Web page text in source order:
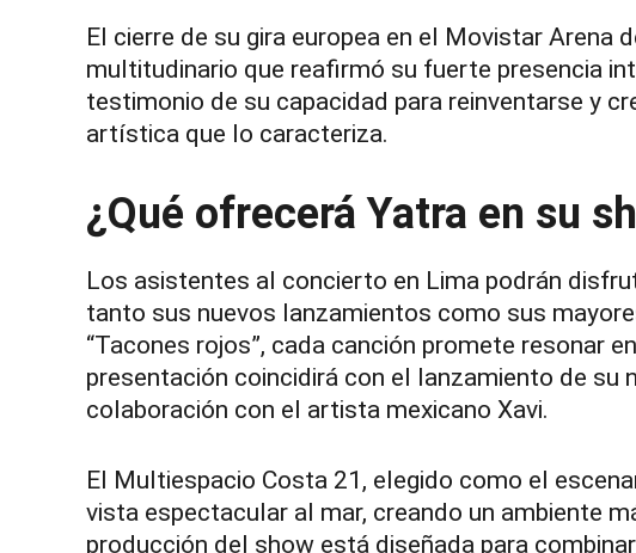
El cierre de su gira europea en el Movistar Arena
multitudinario que reafirmó su fuerte presencia
testimonio de su capacidad para reinventarse y
artística que lo caracteriza.
¿Qué ofrecerá Yatra en su
Los asistentes al concierto en Lima podrán
tanto sus nuevos lanzamientos como sus
“Tacones rojos”, cada canción promete resonar
presentación coincidirá con el lanzamiento de su
colaboración con el artista mexicano Xavi.
El Multiespacio Costa 21, elegido como el
vista espectacular al mar, creando un ambiente
producción del show está diseñada para